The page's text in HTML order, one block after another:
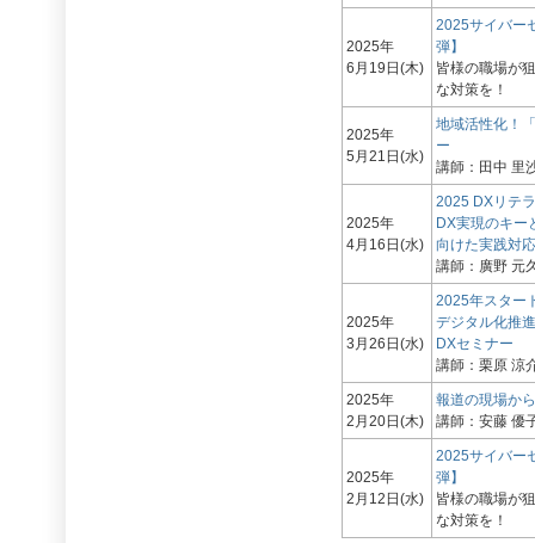
2025年
6月19日(木)
2025サイバー
弾】
皆様の職場が
な対策を！
2025年
5月21日(水)
地域活性化！
ー
講師：田中 里
2025年
4月16日(水)
2025 DXリテ
DX実現のキー
向けた実践対応
講師：廣野 元
2025年
3月26日(水)
2025年スター
デジタル化推
DXセミナー
講師：栗原 涼
2025年
2月20日(木)
報道の現場か
講師：安藤 優
2025年
2月12日(水)
2025サイバー
弾】
皆様の職場が
な対策を！